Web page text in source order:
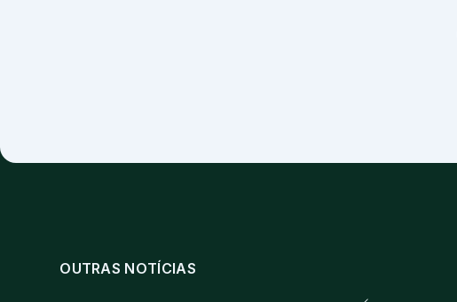
OUTRAS NOTÍCIAS